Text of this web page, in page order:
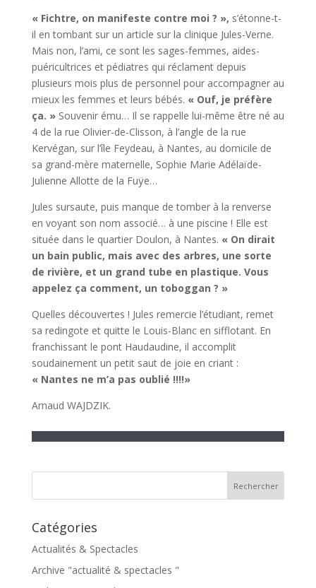
« Fichtre, on manifeste contre moi ? », s’étonne-t-
il en tombant sur un article sur la clinique Jules-Verne.
Mais non, l’ami, ce sont les sages-femmes, aides-
puéricultrices et pédiatres qui réclament depuis
plusieurs mois plus de personnel pour accompagner au
mieux les femmes et leurs bébés. « Ouf, je préfère
ça. »Souvenir ému… Il se rappelle lui-même être né au
4 de la rue Olivier-de-Clisson, à l’angle de la rue
Kervégan, sur l’île Feydeau, à Nantes, au domicile de
sa grand-mère maternelle, Sophie Marie Adélaïde-
Julienne Allotte de la Fuÿe…
Jules sursaute, puis manque de tomber à la renverse
en voyant son nom associé… à une piscine ! Elle est
située dans le quartier Doulon, à Nantes. « On dirait
un bain public, mais avec des arbres, une sorte
de rivière, et un grand tube en plastique. Vous
appelez ça comment, un toboggan ? »
Quelles découvertes ! Jules remercie l’étudiant, remet
sa redingote et quitte le Louis-Blanc en sifflotant. En
franchissant le pont Haudaudine, il accomplit
soudainement un petit saut de joie en criant :
« Nantes ne m’a pas oublié !!!!»
Arnaud WAJDZIK.
Catégories
Actualités & Spectacles
Archive "actualité & spectacles "